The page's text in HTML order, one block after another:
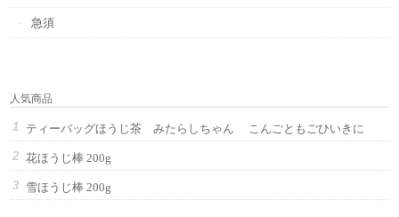
急須
人気商品
ティーバッグほうじ茶 みたらしちゃん こんごともごひいきに
花ほうじ棒 200g
雪ほうじ棒 200g